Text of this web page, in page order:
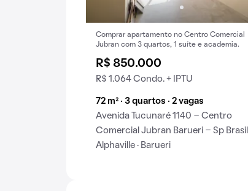
Comprar apartamento no Centro Comercial
Jubran com 3 quartos, 1 suíte e academia.
R$ 850.000
R$ 1.064 Condo. + IPTU
72 m² · 3 quartos · 2 vagas
Avenida Tucunaré 1140 - Centro
Comercial Jubran Barueri - Sp
Alphaville · Barueri